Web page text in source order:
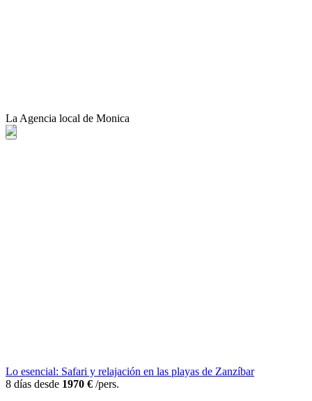
La Agencia local de Monica
Lo esencial: Safari y relajación en las playas de Zanzíbar
8 días desde 1970 € /pers.